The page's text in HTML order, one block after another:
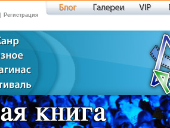
Регистрация